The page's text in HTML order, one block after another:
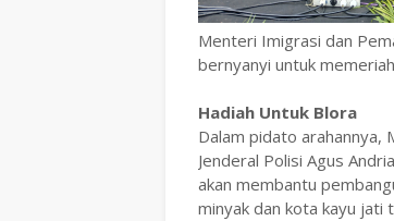
Menteri Imigrasi dan
bernyanyi untuk
Hadiah Untuk Blora
Dalam pidato arahannya,
Jenderal Polisi Agus
akan membantu
minyak dan kota kayu jati